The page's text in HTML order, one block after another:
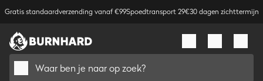
Gratis standaardverzending vanaf €99Spoedtransport 29€30 dagen zichttermijn
Waar ben je naar op zoek?